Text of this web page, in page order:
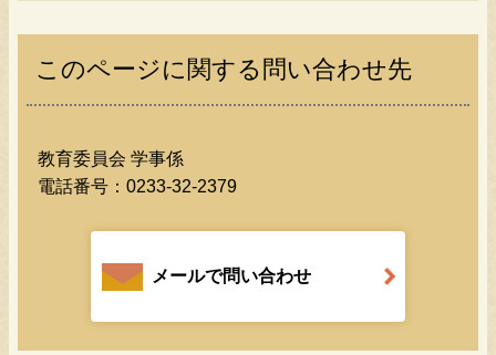
このページに関する問い合わせ先
教育委員会 学事係
電話番号： 0233-32-2379
メールで問い合わせ